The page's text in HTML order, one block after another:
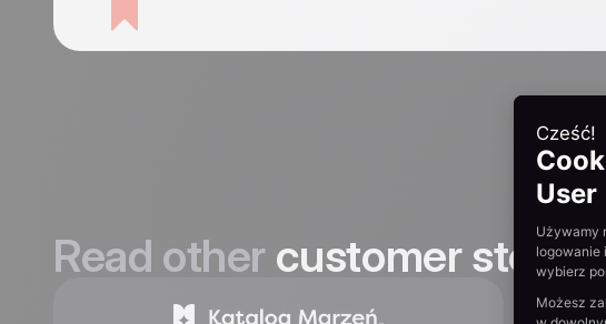
Read other customer stories